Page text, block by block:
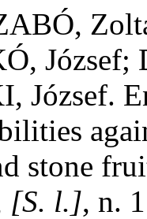
József.
stone
[S. l.], n.